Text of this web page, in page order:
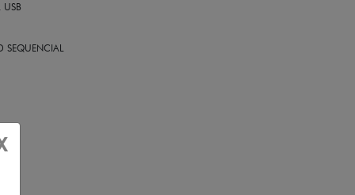
USB
SEQUENCIAL